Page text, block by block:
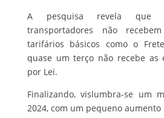
A pesquisa revela que
transportadores não
tarifários básicos como o
quase um terço não recebe as
por Lei.
Finalizando, vislumbra-se um
2024, com um pequeno